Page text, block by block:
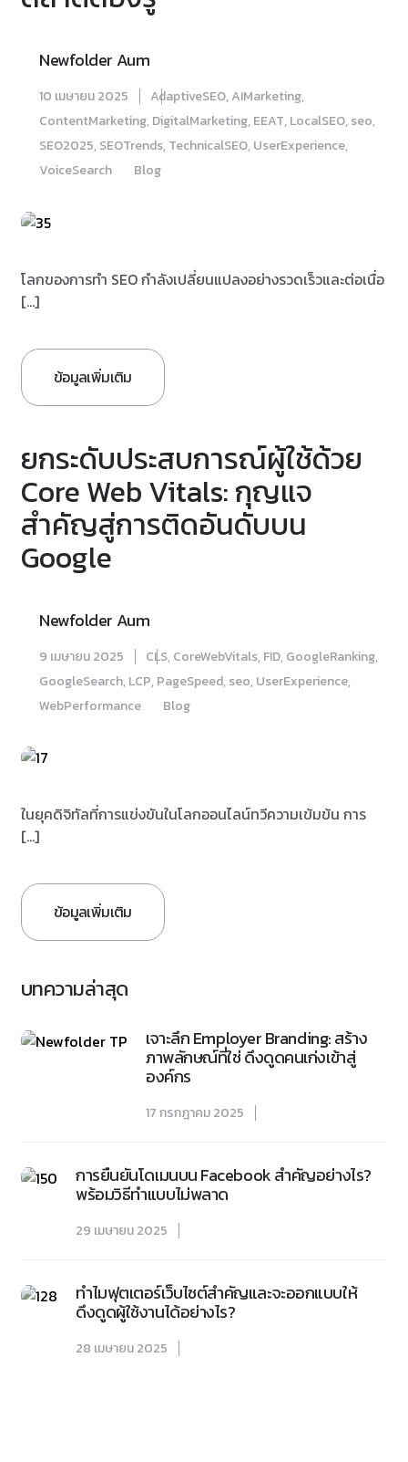
Newfolder Aum
10 เมษายน 2025 AdaptiveSEO, AIMarketing,
ContentMarketing, DigitalMarketing, EEAT, LocalSEO, seo,
SEO2025, SEOTrends, TechnicalSEO, UserExperience,
VoiceSearch
Blog
โลกของการทำ SEO กำลังเปลี่ยนแปลงอย่างรวดเร็วและต่อเนื่อ
[…]
ข้อมูลเพิ่มเติม
ยกระดับประสบการณ์ผู้ใช้ด้วย
Core Web Vitals: กุญแจ
สำคัญสู่การติดอันดับบน
Google
Newfolder Aum
9 เมษายน 2025 CLS, CoreWebVitals, FID, GoogleRanking,
GoogleSearch, LCP, PageSpeed, seo, UserExperience,
WebPerformance
Blog
ในยุคดิจิทัลที่การแข่งขันในโลกออนไลน์ทวีความเข้มข้น การ
[…]
ข้อมูลเพิ่มเติม
บทความล่าสุด
เจาะลึก Employer Branding: สร้าง
ภาพลักษณ์ที่ใช่ ดึงดูดคนเก่งเข้าสู่
องค์กร
17 กรกฎาคม 2025
การยืนยันโดเมนบน Facebook สำคัญอย่างไร?
พร้อมวิธีทำแบบไม่พลาด
29 เมษายน 2025
ทำไมฟุตเตอร์เว็บไซต์สำคัญและจะออกแบบให้
ดึงดูดผู้ใช้งานได้อย่างไร?
28 เมษายน 2025